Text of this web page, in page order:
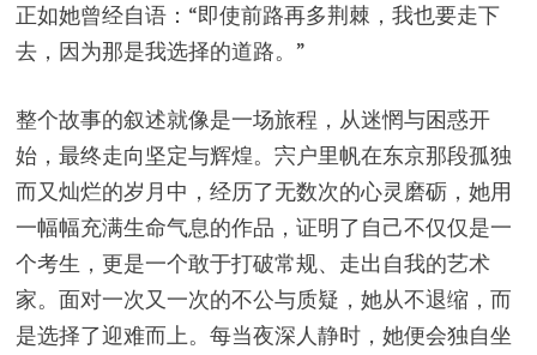
正如她曾经自语：“即使前路再多荆棘，我也要走下
去，因为那是我选择的道路。”
整个故事的叙述就像是一场旅程，从迷惘与困惑开
始，最终走向坚定与辉煌。宍户里帆在东京那段孤独
而又灿烂的岁月中，经历了无数次的心灵磨砺，她用
一幅幅充满生命气息的作品，证明了自己不仅仅是一
个考生，更是一个敢于打破常规、走出自我的艺术
家。面对一次又一次的不公与质疑，她从不退缩，而
是选择了迎难而上。每当夜深人静时，她便会独自坐